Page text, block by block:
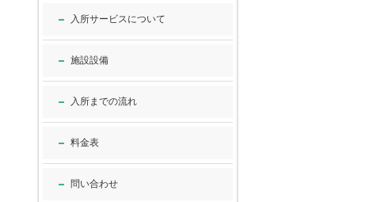
入所サービスについて
施設設備
入所までの流れ
料金表
問い合わせ